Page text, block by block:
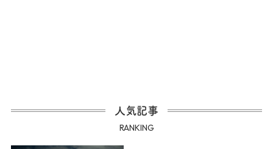
人気記事
RANKING